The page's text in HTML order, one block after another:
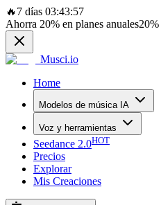
🔥 7 días 03:43:57
Ahorra 20% en planes anuales20%
Musci.io
Home
Modelos de música IA
Voz y herramientas
Seedance 2.0HOT
Precios
Explorar
Mis Creaciones